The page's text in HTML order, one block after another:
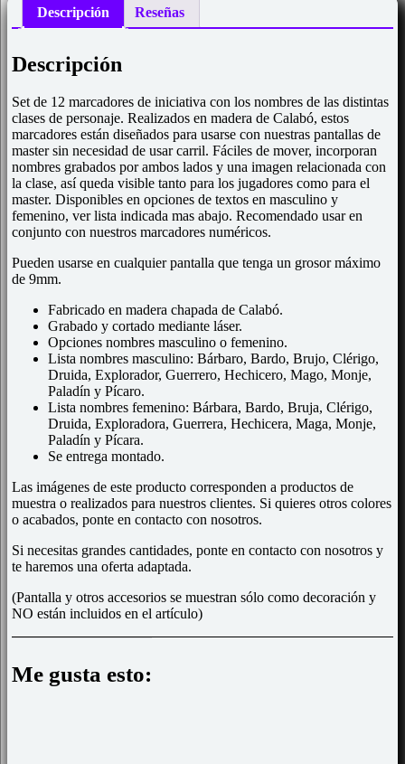
Descripción Reseñas
Descripción
Set de 12 marcadores de iniciativa con los nombres de las distintas
clases de personaje. Realizados en madera de Calabó, estos
marcadores están diseñados para usarse con nuestras pantallas de
master sin necesidad de usar carril. Fáciles de mover, incorporan
nombres grabados por ambos lados y una imagen relacionada con
la clase, así queda visible tanto para los jugadores como para el
master. Disponibles en opciones de textos en masculino y
femenino, ver lista indicada mas abajo. Recomendado usar en
conjunto con nuestros marcadores numéricos.
Pueden usarse en cualquier pantalla que tenga un grosor máximo
de 9mm.
Fabricado en madera chapada de Calabó.
Grabado y cortado mediante láser.
Opciones nombres masculino o femenino.
Lista nombres masculino: Bárbaro, Bardo, Brujo, Clérigo,
Druida, Explorador, Guerrero, Hechicero, Mago, Monje,
Paladín y Pícaro.
Lista nombres femenino: Bárbara, Bardo, Bruja, Clérigo,
Druida, Exploradora, Guerrera, Hechicera, Maga, Monje,
Paladín y Pícara.
Se entrega montado.
Las imágenes de este producto corresponden a productos de
muestra o realizados para nuestros clientes. Si quieres otros colores
o acabados, ponte en contacto con nosotros.
Si necesitas grandes cantidades, ponte en contacto con nosotros y
te haremos una oferta adaptada.
(Pantalla y otros accesorios se muestran sólo como decoración y
NO están incluidos en el artículo)
Me gusta esto: